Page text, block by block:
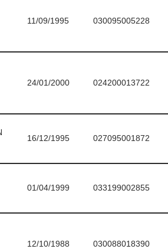
11/09/1995 030095005228
24/01/2000 024200013722
16/12/1995 027095001872
01/04/1999 033199002855
12/10/1988 030088018390